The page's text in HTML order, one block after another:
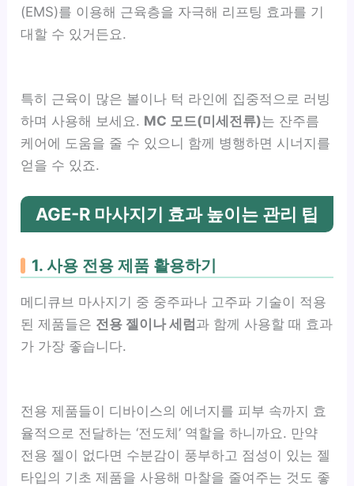
(EMS)를 이용해 근육층을 자극해 리프팅 효과를 기
대할 수 있거든요.
특히 근육이 많은 볼이나 턱 라인에 집중적으로 러빙
하며 사용해 보세요. MC 모드(미세전류)는 잔주름
케어에 도움을 줄 수 있으니 함께 병행하면 시너지를
얻을 수 있죠.
AGE-R 마사지기 효과 높이는 관리 팁
1. 사용 전용 제품 활용하기
메디큐브 마사지기 중 중주파나 고주파 기술이 적용
된 제품들은 전용 젤이나 세럼 과 함께 사용할 때 효과
가 가장 좋습니다.
전용 제품들이 디바이스의 에너지를 피부 속까지 효
율적으로 전달하는 ‘전도체’ 역할을 하니까요. 만약
전용 젤이 없다면 수분감이 풍부하고 점성이 있는 젤
타입의 기초 제품을 사용해 마찰을 줄여주는 것도 좋